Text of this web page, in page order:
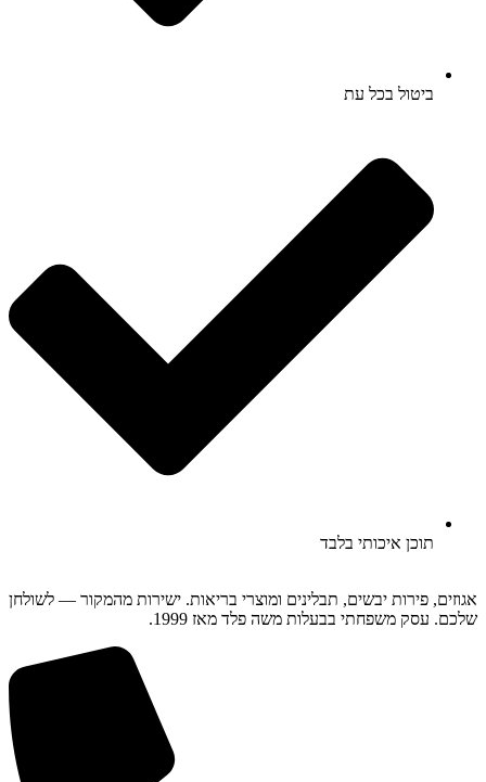
ביטול בכל עת
תוכן איכותי בלבד
אגוזים, פירות יבשים, תבלינים ומוצרי בריאות. ישירות מהמקור — לשולחן
שלכם. עסק משפחתי בבעלות משה פלד מאז 1999.